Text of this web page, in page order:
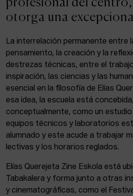
Admisión
Intranet
Facebook Equis
© Elías Querejeta Zine
Tabakalera · Andre
20012 Donostia /
T. 0034 943
E. info@zine-
otorga una
La interrelación permanente entre
pensamiento, la creación y la
destrezas técnicas, entre el
inspiración, las ciencias y las
esencial en la filosofía de Elías
esa idea, la escuela está
conceptualmente, como un
equipos técnicos y laboratorios
alumnado y este acude a trabajar
lectivas y los horarios reglados.
Elías Querejeta Zine Eskola está
Tabakalera y forma junto a otras
y cinematográficas, como el